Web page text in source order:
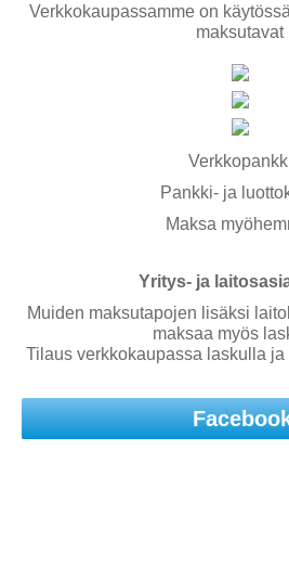
Verkkokaupassamme on
maksutavat
Pankki- ja
Maksa
Yritys- ja
Muiden maksutapojen lisäksi
maksaa myös
Tilaus verkkokaupassa laskulla